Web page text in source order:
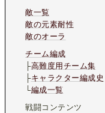
敵一覧
敵の元素耐性
敵のオーラ
チーム編成
├高難度用チーム集
├キャラクター編成史
└編成一覧
戦闘コンテンツ